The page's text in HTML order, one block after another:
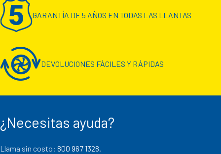
GARANTÍA DE 5 AÑOS EN TODAS LAS LLANTAS
DEVOLUCIONES FÁCILES Y RÁPIDAS
¿Necesitas ayuda?
Llama sin costo: 800 967 1328.